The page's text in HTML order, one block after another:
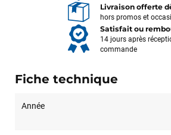
Livraison offerte
hors promos et
Satisfait ou
14 jours après
commande
Fiche technique
Année